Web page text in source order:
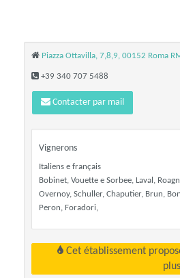
Piazza Ottavilla, 7,8,9, 00152 Roma
+39 340 707 5488
Contacter par mail
Vignerons
Italiens e français
Bobinet, Vouette e Sorbee, Laval,
Overnoy, Schuller, Chaputier, Brun,
Peron, Foradori,
Cet établissement